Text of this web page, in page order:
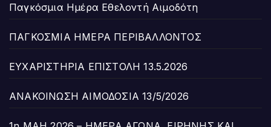
Παγκόσμια Ημέρα Εθελοντή Αιμοδότη
ΠΑΓΚΟΣΜΙΑ ΗΜΕΡΑ ΠΕΡΙΒΑΛΛΟΝΤΟΣ
ΕΥΧΑΡΙΣΤΗΡΙΑ ΕΠΙΣΤΟΛΗ 13.5.2026
ΑΝΑΚΟΙΝΩΣΗ ΑΙΜΟΔΟΣΙΑ 13/5/2026